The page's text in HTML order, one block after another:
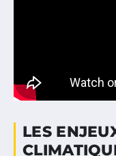
LES